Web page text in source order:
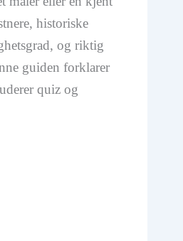
historiske
og riktig
guiden forklarer
quiz og